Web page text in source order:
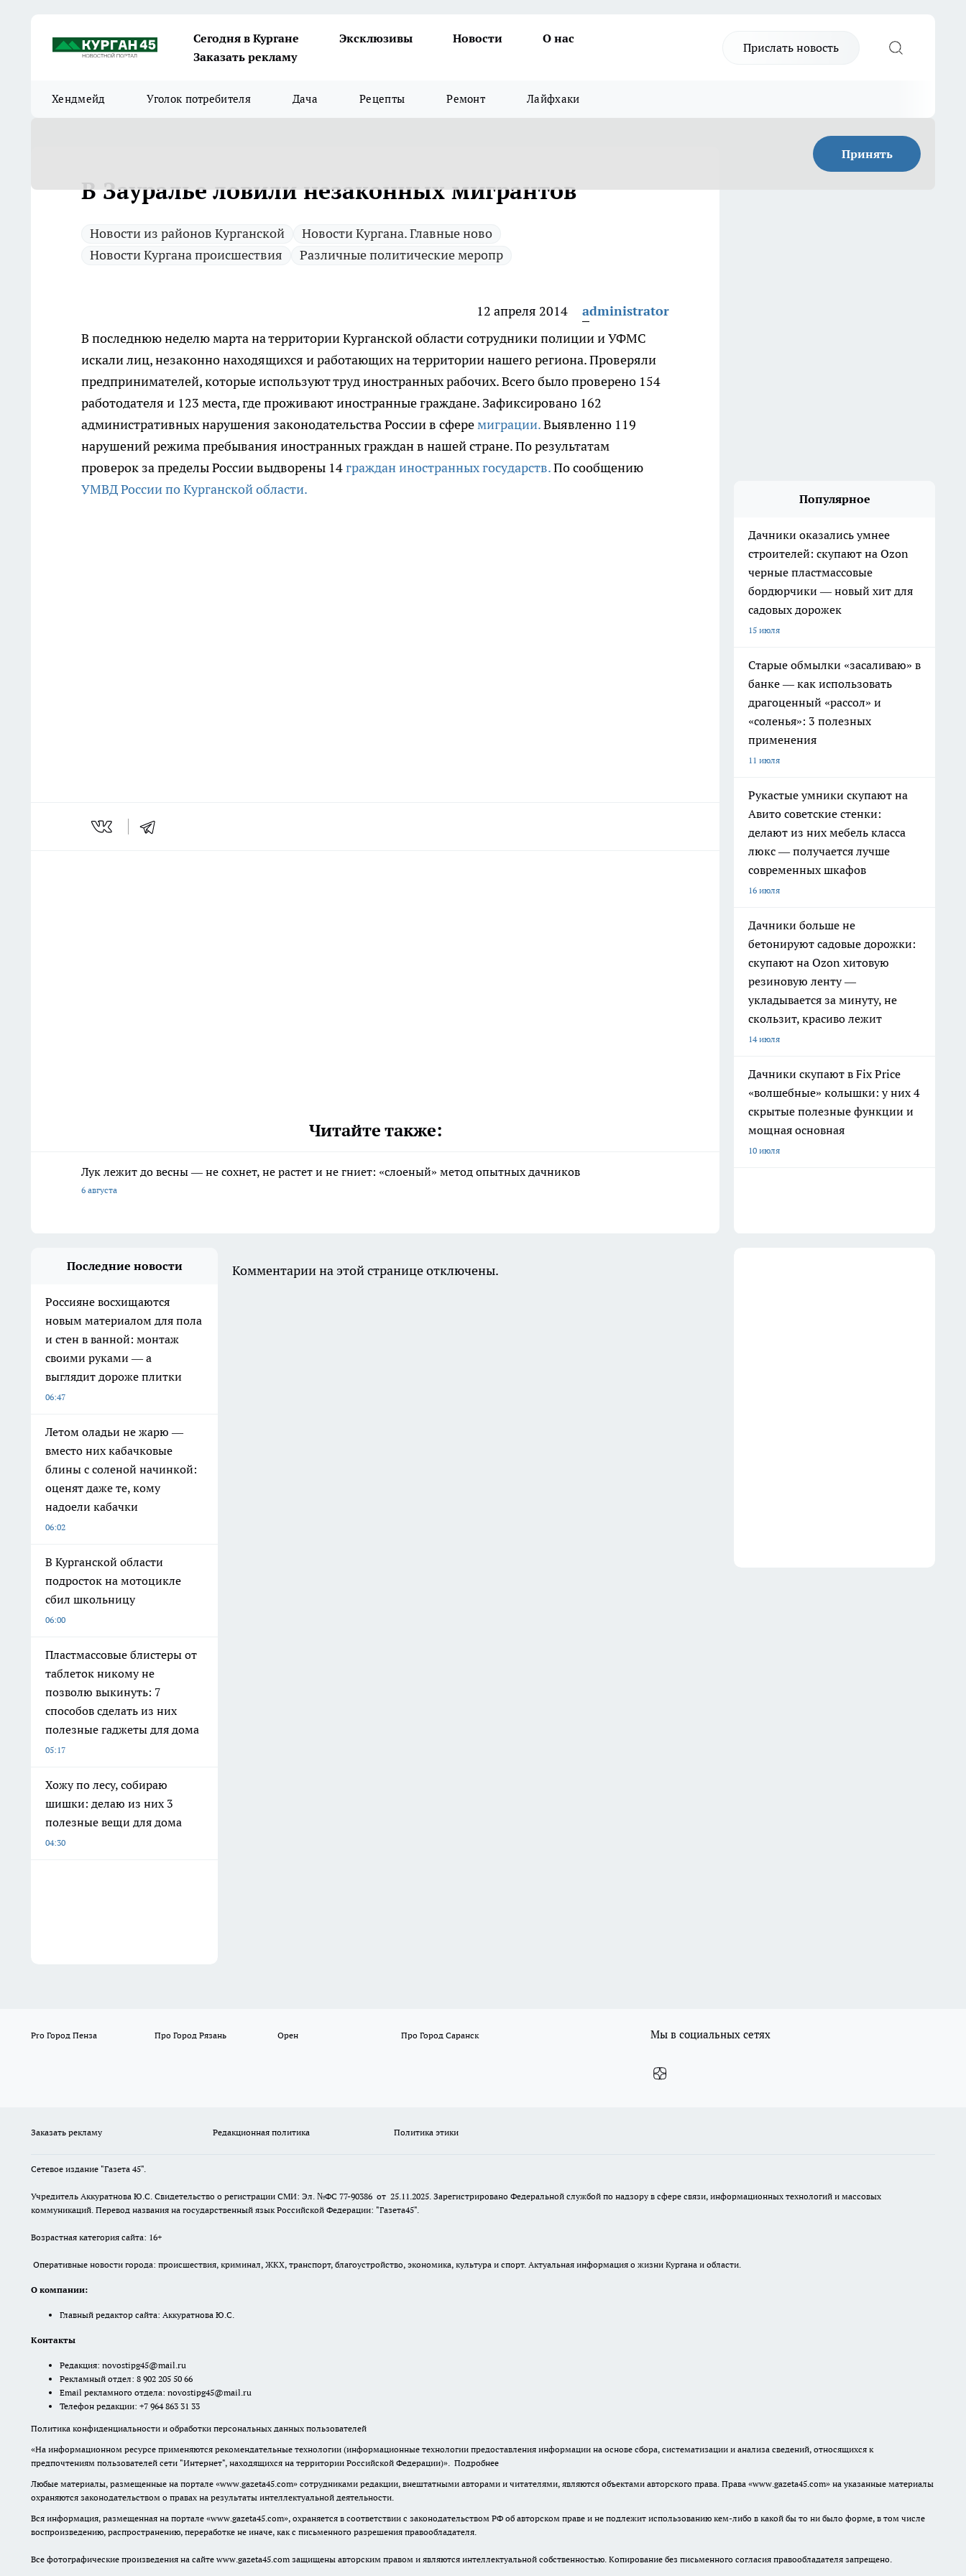
Сегодня в Кургане Эксклюзивы Новости
О нас
Заказать рекламу
Прислать новость
Хендмейд Уголок потребителя Дача Рецепты Ремонт Лайфхаки
Принять
В Зауралье ловили незаконных мигрантов
Новости из районов Курганской
Новости Кургана. Главные ново
Новости Кургана происшествия
Различные политические меропр
12 апреля 2014
administrator
В последнюю неделю марта на территории Курганской области сотрудники полиции и УФМС
искали лиц, незаконно находящихся и работающих на территории нашего региона.Проверяли
предпринимателей, которые используют труд иностранных рабочих. Всего было проверено 154
работодателя и 123 места, где проживают иностранные граждане. Зафиксировано 162
административных нарушения законодательства России в сферемиграции.Выявленно 119
нарушений режима пребывания иностранных граждан в нашей стране. По результатам
проверок за пределы России выдворены 14граждан иностранных государств.По сообщению
УМВД России по Курганской области.
Читайте также:
Лук лежит до весны — не сохнет, не растет и не гниет: «слоеный» метод опытных дачников
6 августа
Популярное
Дачники оказались умнее
строителей: скупают на Ozon
черные пластмассовые
бордюрчики — новый хит для
садовых дорожек
15 июля
Старые обмылки «засаливаю» в
банке — как использовать
драгоценный «рассол» и
«соленья»: 3 полезных
применения
11 июля
Рукастые умники скупают на
Авито советские стенки:
делают из них мебель класса
люкс — получается лучше
современных шкафов
16 июля
Дачники больше не
бетонируют садовые дорожки:
скупают на Ozon хитовую
резиновую ленту —
укладывается за минуту, не
скользит, красиво лежит
14 июля
Дачники скупают в Fix Price
«волшебные» колышки: у них 4
скрытые полезные функции и
мощная основная
10 июля
Последние новости
Россияне восхищаются
новым материалом для пола
и стен в ванной: монтаж
своими руками — а
выглядит дороже плитки
06:47
Летом оладьи не жарю —
вместо них кабачковые
блины с соленой начинкой:
оценят даже те, кому
надоели кабачки
06:02
В Курганской области
подросток на мотоцикле
сбил школьницу
06:00
Пластмассовые блистеры от
таблеток никому не
позволю выкинуть: 7
способов сделать из них
полезные гаджеты для дома
05:17
Хожу по лесу, собираю
шишки: делаю из них 3
полезные вещи для дома
04:30
Комментарии на этой странице отключены.
Pro Город Пенза Про Город Рязань Орен Про Город Саранск Мы в социальных сетях
Заказать рекламу Редакционная политика Политика этики
Сетевое издание "Газета 45".
Учредитель Аккуратнова Ю.С. Свидетельство о регистрации СМИ: Эл. №ФС 77-90386 от 25.11.2025. Зарегистрировано Федеральной службой по надзору в сфере связи, информационных технологий и массовых
коммуникаций. Перевод названия на государственный язык Российской Федерации: "Газета45".
Возрастная категория сайта: 16+
Оперативные новости города: происшествия, криминал, ЖКХ, транспорт, благоустройство, экономика, культура и спорт. Актуальная информация о жизни Кургана и области.
О компании:
Главный редактор сайта: Аккуратнова Ю.С.
Контакты
Редакция: novostipg45@mail.ru
Рекламный отдел: 8 902 205 50 66
Email рекламного отдела: novostipg45@mail.ru
Телефон редакции: +7 964 863 31 33
Политика конфиденциальности и обработки персональных данных пользователей
«На информационном ресурсе применяются рекомендательные технологии (информационные технологии предоставления информации на основе сбора, систематизации и анализа сведений, относящихся к
предпочтениям пользователей сети "Интернет", находящихся на территории Российской Федерации)». Подробнее
Любые материалы, размещенные на портале «www.gazeta45.com» сотрудниками редакции, внештатными авторами и читателями, являются объектами авторского права. Права «www.gazeta45.com» на указанные материалы
охраняются законодательством о правах на результаты интеллектуальной деятельности.
Вся информация, размещенная на портале «www.gazeta45.com», охраняется в соответствии с законодательством РФ об авторском праве и не подлежит использованию кем-либо в какой бы то ни было форме, в том числе
воспроизведению, распространению, переработке не иначе, как с письменного разрешения правообладателя.
Все фотографические произведения на сайте www.gazeta45.com защищены авторским правом и являются интеллектуальной собственностью. Копирование без письменного согласия правообладателя запрещено.